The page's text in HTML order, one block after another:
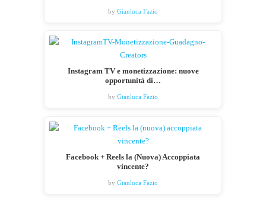
by Gianluca Fazio
Instagram TV e monetizzazione: nuove
opportunità di…
by Gianluca Fazio
Facebook + Reels la (Nuova) Accoppiata
vincente?
by Gianluca Fazio